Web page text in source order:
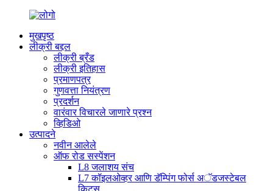
मुखपृष्ठ
लीक्री बद्दल
लीक्री ब्रँड
लीक्री इतिहास
प्रमाणपत्र
गुणवत्ता नियंत्रण
प्रदर्शन
वारंवार विचारले जाणारे प्रश्न
व्हिडिओ
उत्पादने
नवीन आलेले
ऑफ रोड सस्पेंशन
L8 जलाशय संच
L7 कॉइलओव्हर आणि डॅम्पिंग फोर्स अॅडजस्टेबल
किट्स